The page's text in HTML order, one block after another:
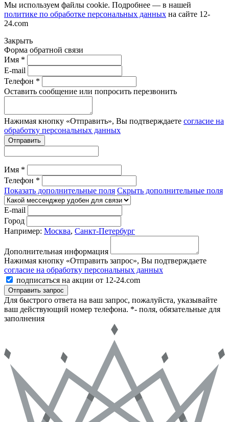
Мы используем файлы cookie. Подробнее — в нашей
политике по обработке персональных данных на сайте 12-
24.com
Закрыть
Форма обратной связи
Имя *
E-mail
Телефон *
Оставить сообщение или попросить перезвонить
Нажимая кнопку «Отправить», Вы подтверждаете согласие на
обработку персональных данных
Отправить
Имя *
Телефон *
Показать дополнительные поля Скрыть дополнительные поля
E-mail
Город
Например: Москва, Санкт-Петербург
Дополнительная информация
Нажимая кнопку «Отправить запрос», Вы подтверждаете
согласие на обработку персональных данных
подписаться на акции от 12-24.com
Отправить запрос
Для быстрого ответа на ваш запрос, пожалуйста, указывайте
ваш действующий номер телефона. *- поля, обязательные для
заполнения